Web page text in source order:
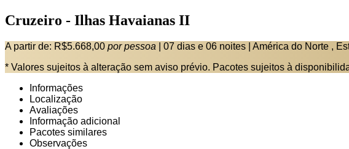
Cruzeiro - Ilhas Havaianas II
A partir de: R$5.668,00 por pessoa 07 dias e 06 noites
América do Norte ,
* Valores sujeitos à alteração sem aviso prévio. Pacotes sujeitos à
Informações
Localização
Avaliações
Informação adicional
Pacotes similares
Observações